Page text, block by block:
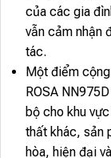
của các gia
vẫn cảm nhận
tác.
Một điểm cộng
ROSA
bộ cho khu
thất khác, sản
hòa, hiện đại